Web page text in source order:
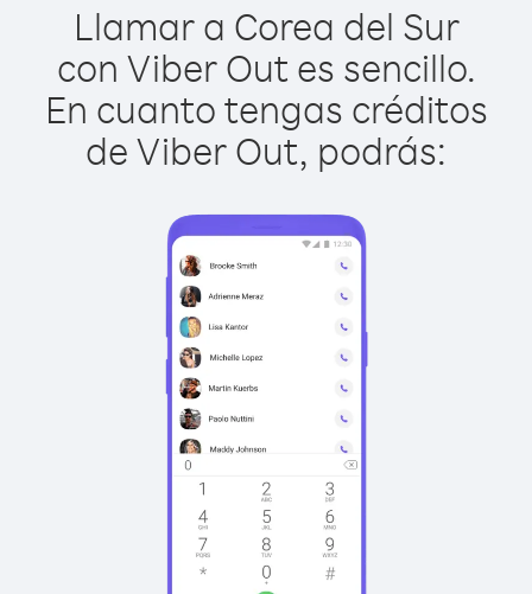
Llamar a Corea del Sur
con Viber Out es sencillo.
En cuanto tengas créditos
de Viber Out, podrás: